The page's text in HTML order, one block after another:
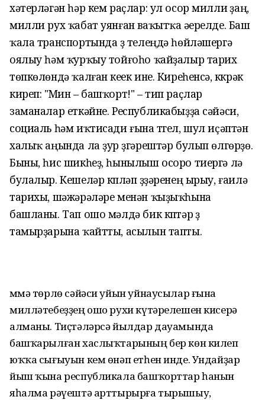
хәтерләгән һәр кем раҫлар: ул осор милли үҙаң,
милли рух ҡабат уянған ваҡытҡа әүерелде. Баш
ҡала транспортында үҙ телеңдә һөйләшергә
оялыу һәм ҡурҡыу тойғоһо ҡайҙалыр тарих
төпкөлөндә ҡалған кеүек ине. Киреһенсә, күкрәк
киреп: "Мин – башҡорт!" – тип раҫлар
заманалар еткәйне. Республикабыҙҙа сәйәси,
социаль һәм иҡтисади ғына түгел, шул иҫәптән
халыҡ аңында ла ҙур үҙгәрештәр булып өлгөрҙө.
Быны, һис шикһеҙ, һынылыш осоро тиергә лә
булалыр. Кешеләр күпләп үҙҙәренең ырыу, ғаилә
тарихы, шәжәрәләре менән ҡыҙыҡһына
башланы. Тап ошо мәлдә бик күптәр үҙ
тамырҙарына ҡайтты, асылын тапты.
Әммә төрлө сәйәси уйын уйнаусылар ғына
милләтебеҙҙең ошо рухи күтәрелешен кисерә
алманы. Тиҫтәләрсә йылдар дауамында
башҡарылған хаслыҡтарының бер көн килеп
юҡҡа сығыуын кем өнәп етһен инде. Ундайҙар
йыш ҡына республикала башҡорттар һанын
яһалма рәүештә арттырырға тырышыу,